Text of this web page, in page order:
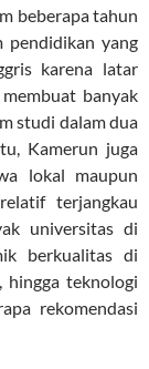
beberapa tahun
pendidikan yang
karena latar
banyak
studi dalam dua
Kamerun juga
lokal maupun
terjangkau
universitas di
berkualitas di
hingga teknologi
rekomendasi